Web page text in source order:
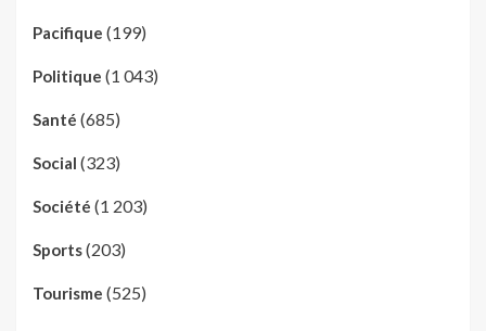
Pacifique (199)
Politique (1 043)
Santé (685)
Social (323)
Société (1 203)
Sports(203)
Tourisme (525)